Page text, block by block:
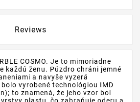
Reviews
COSMO. Je to mimoriadne
každú ženu. Púzdro chráni jemné
a navyše vyzerá
vyrobené technológiou IMD
to znamená, že jeho vzor bol